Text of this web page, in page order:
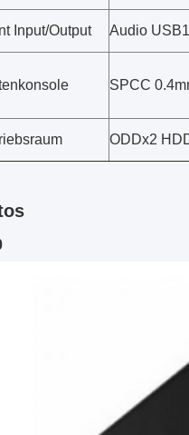
Input/Output Audio
SPCC
ODDx2